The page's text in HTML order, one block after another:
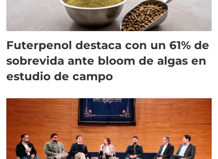
Futerpenol destaca con un 61% de
sobrevida ante bloom de algas en
estudio de campo